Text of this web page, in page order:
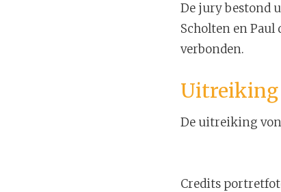
De jury bestond
Scholten en Paul
verbonden.
Uitreiking
De uitreiking
Credits